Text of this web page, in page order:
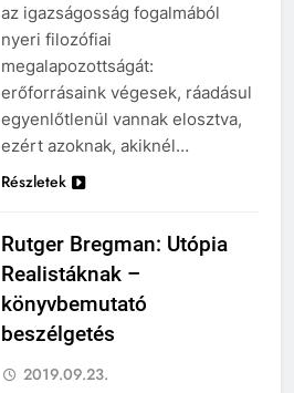
az igazságosság fogalmából
nyeri filozófiai
megalapozottságát:
erőforrásaink végesek, ráadásul
egyenlőtlenül vannak elosztva,
ezért azoknak, akiknél…
Részletek
Rutger Bregman: Utópia
Realistáknak –
könyvbemutató
beszélgetés
2019.09.23.